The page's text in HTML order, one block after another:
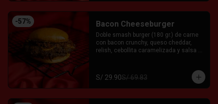
-57% Bacon Cheeseburger
Doble smash burger (180 gr.) de carne
con bacon crunchy, queso cheddar,
relish, cebollita caramelizada y salsa
S/ 29.90S/ 69.83